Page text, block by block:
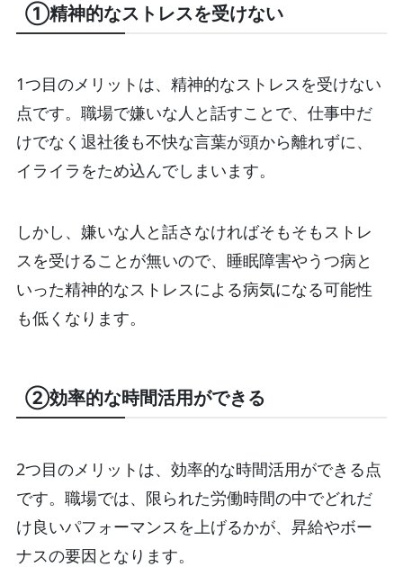
①精神的なストレスを受けない
1つ目のメリットは、精神的なストレスを受けない
点です。職場で嫌いな人と話すことで、仕事中だ
けでなく退社後も不快な言葉が頭から離れずに、
イライラをため込んでしまいます。
しかし、嫌いな人と話さなければそもそもストレ
スを受けることが無いので、睡眠障害やうつ病と
いった精神的なストレスによる病気になる可能性
も低くなります。
②効率的な時間活用ができる
2つ目のメリットは、効率的な時間活用ができる点
です。職場では、限られた労働時間の中でどれだ
け良いパフォーマンスを上げるかが、昇給やボー
ナスの要因となります。